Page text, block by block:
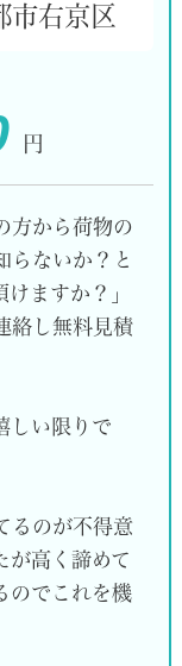
市右京区
円
方から荷物の
らないか？と
ますか？」
絡し無料見積
しい限りで
るのが不得意
が高く諦めて
のでこれを機